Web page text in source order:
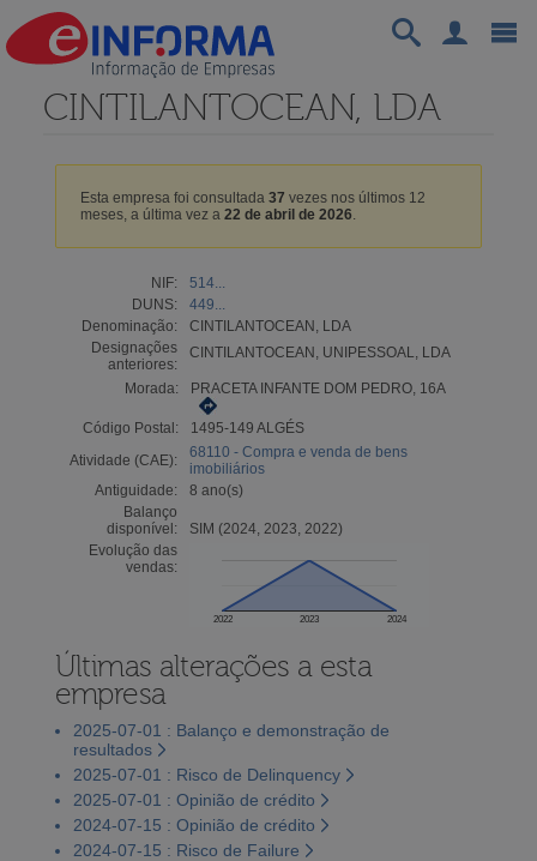
CINTILANTOCEAN, LDA
Esta empresa foi consultada 37 vezes nos últimos 12
meses, a última vez a 22 de abril de 2026.
NIF:
514...
DUNS:
449...
Denominação:
CINTILANTOCEAN, LDA
Designações
anteriores:
CINTILANTOCEAN, UNIPESSOAL, LDA
Morada: PRACETA INFANTE DOM PEDRO, 16A
Código Postal:
1495-149 ALGÉS
Atividade (CAE):
68110 - Compra e venda de bens
imobiliários
Antiguidade:
8 ano(s)
Balanço
disponível:
SIM (2024, 2023, 2022)
Evolução das
vendas:
2022 2023 2024
Últimas alterações a esta
empresa
2025-07-01 : Balanço e demonstração de
resultados
2025-07-01 : Risco de Delinquency
2025-07-01 : Opinião de crédito
2024-07-15 : Opinião de crédito
2024-07-15 : Risco de Failure